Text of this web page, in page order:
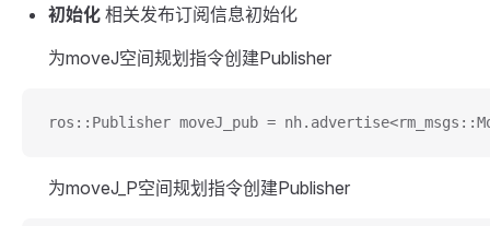
初始化 相关发布订阅信息初始化
为moveJ空间规划指令创建Publisher
ros::Publisher moveJ_pub =
为moveJ_P空间规划指令创建Publisher